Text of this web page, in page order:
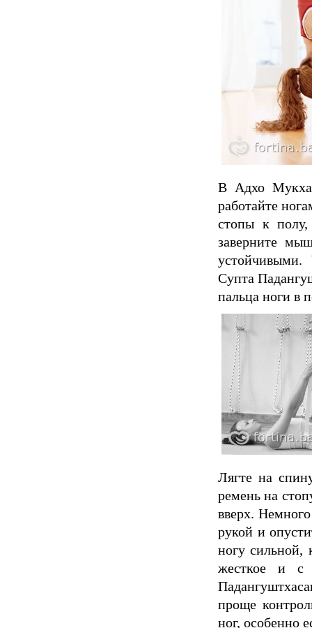
В Адхо Мукха
работайте
стопы к полу,
заверните
устойчивыми.
Супта
пальца ноги в
Лягте на
ремень на
вверх.
рукой и
ногу сильной,
жесткое и с
проще
ног, особенно